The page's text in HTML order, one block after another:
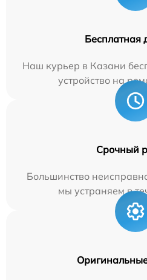
Бесплатная
Наш курьер в Казани
устройство на
Срочный
Большинство
мы устраняем в